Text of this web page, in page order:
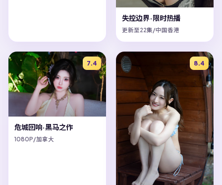
失控边界·限时热播
更新至22集/中国香港
7.4
危城回响·黑马之作
1080P/加拿大
8.4